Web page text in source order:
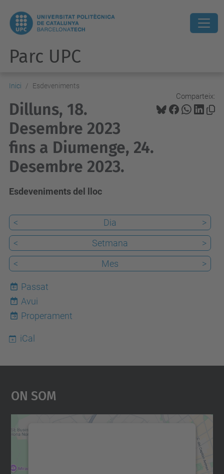
Parc UPC
Inici Esdeveniments
Comparteix:
Dilluns, 18.
Desembre 2023
fins a Diumenge, 24.
Desembre 2023.
Esdeveniments del lloc
< Dia
>
<
Setmana
>
<
Mes >
Passat
7
Avui
Properament
iCal
On Som